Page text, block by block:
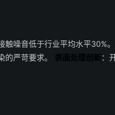
触噪音低于行业平均水平30%。
的严苛要求。 表面处理创新：